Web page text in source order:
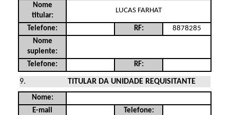
Nome
titular:
LUCAS FARHAT
Telefone: RF:
8878285
Nome
suplente:
Telefone:
RF:
TITULAR DA UNIDADE REQUISITANTE
Nome:
E-mail
Telefone: